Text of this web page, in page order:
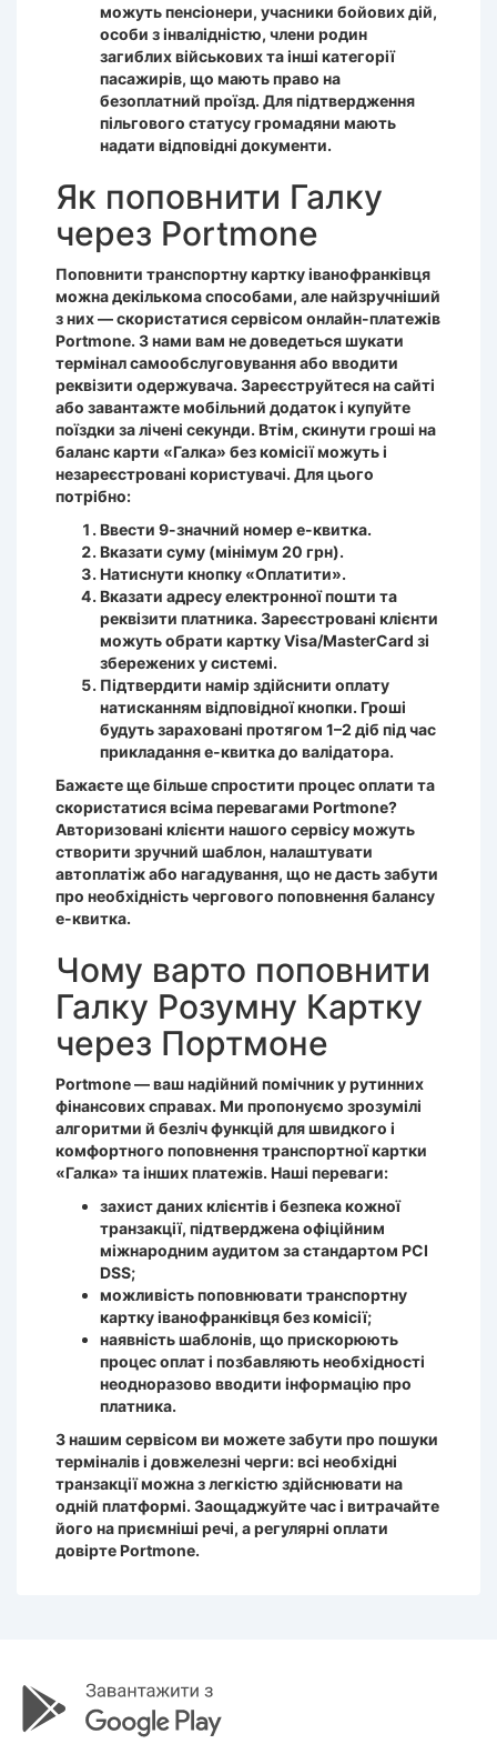
можуть пенсіонери, учасники бойових дій,
особи з інвалідністю, члени родин
загиблих військових та інші категорії
пасажирів, що мають право на
безоплатний проїзд. Для підтвердження
пільгового статусу громадяни мають
надати відповідні документи.
Як поповнити Галку
через Portmone
Поповнити транспортну картку іванофранківця
можна декількома способами, але найзручніший
з них — скористатися сервісом онлайн-платежів
Portmone. З нами вам не доведеться шукати
термінал самообслуговування або вводити
реквізити одержувача. Зареєструйтеся на сайті
або завантажте мобільний додаток і купуйте
поїздки за лічені секунди. Втім, скинути гроші на
баланс карти «Галка» без комісії можуть і
незареєстровані користувачі. Для цього
потрібно:
Ввести 9-значний номер е-квитка.
Вказати суму (мінімум 20 грн).
Натиснути кнопку «Оплатити».
Вказати адресу електронної пошти та
реквізити платника. Зареєстровані клієнти
можуть обрати картку Visa/MasterCard зі
збережених у системі.
Підтвердити намір здійснити оплату
натисканням відповідної кнопки. Гроші
будуть зараховані протягом 1–2 діб під час
прикладання е-квитка до валідатора.
Бажаєте ще більше спростити процес оплати та
скористатися всіма перевагами Portmone?
Авторизовані клієнти нашого сервісу можуть
створити зручний шаблон, налаштувати
автоплатіж або нагадування, що не дасть забути
про необхідність чергового поповнення балансу
е-квитка.
Чому варто поповнити
Галку Розумну Картку
через Портмоне
Portmone — ваш надійний помічник у рутинних
фінансових справах. Ми пропонуємо зрозумілі
алгоритми й безліч функцій для швидкого і
комфортного поповнення транспортної картки
«Галка» та інших платежів. Наші переваги:
захист даних клієнтів і безпека кожної
транзакції, підтверджена офіційним
міжнародним аудитом за стандартом PCI
DSS;
можливість поповнювати транспортну
картку іванофранківця без комісії;
наявність шаблонів, що прискорюють
процес оплат і позбавляють необхідності
неодноразово вводити інформацію про
платника.
З нашим сервісом ви можете забути про пошуки
терміналів і довжелезні черги: всі необхідні
транзакції можна з легкістю здійснювати на
одній платформі. Заощаджуйте час і витрачайте
його на приємніші речі, а регулярні оплати
довірте Portmone.